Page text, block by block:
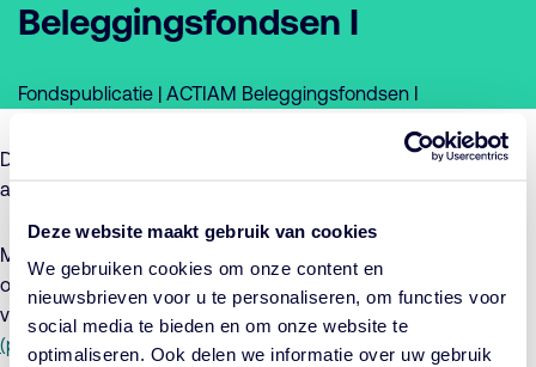
Deze website maakt gebruik van cookies
We gebruiken cookies om onze content en
nieuwsbrieven voor u te personaliseren, om functies voor
social media te bieden en om onze website te
optimaliseren. Ook delen we informatie over uw gebruik
Beleggingsfondsen I
Fondspublicatie | ACTIAM Beleggingsfondsen I
De Beheerder evalueert periodiek de hoogte van de op- en
afslagen en past waar nodig de op- en afslagen aan.
Met ingang van 1 september 2021 zullen de geactualiseerde
op- en afslagen van kracht zijn. Voor meer informatie hierover
verwijzen wij u naar de
Toelichting (pdf) en het
(pdf)